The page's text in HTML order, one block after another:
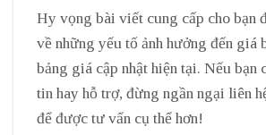
Hy vọng bài viết cung cấp cho bạn
về những yếu tố ảnh hưởng đến giá
bảng giá cập nhật hiện tại. Nếu bạn
tin hay hỗ trợ, đừng ngần ngại liên
để được tư vấn cụ thể hơn!